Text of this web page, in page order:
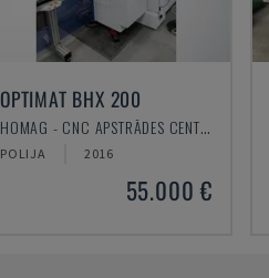
OPTIMAT BHX 200
HOMAG - CNC APSTRĀDES CENTRS
POLIJA 2016
55.000 €